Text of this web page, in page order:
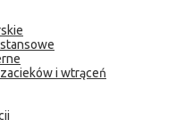
i wtrąceń